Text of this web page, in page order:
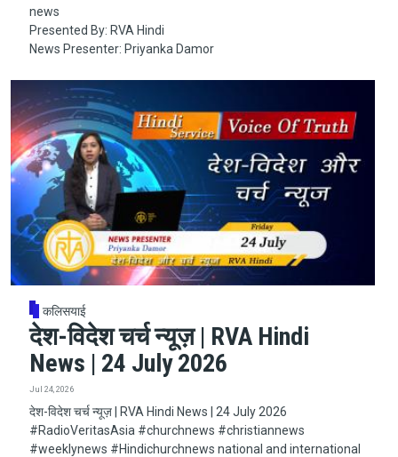
news
Presented By: RVA Hindi
News Presenter: Priyanka Damor
कलिसयाई
देश-विदेश चर्च न्यूज़ | RVA Hindi
News | 24 July 2026
Jul 24, 2026
देश-विदेश चर्च न्यूज़ | RVA Hindi News | 24 July 2026
#RadioVeritasAsia​​​​​ #churchnews​​​​​ #christiannews​​​​​
#weeklynews​ #Hindichurchnews national and international